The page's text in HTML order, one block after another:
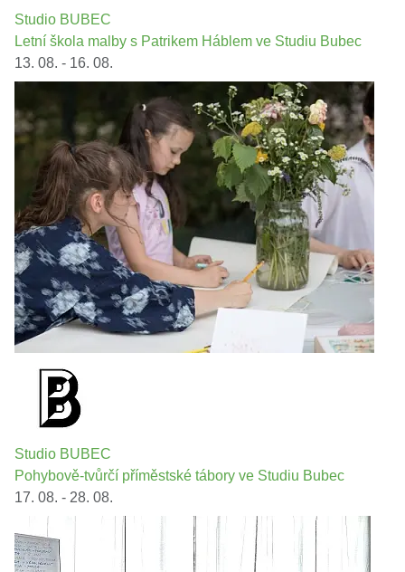
Studio BUBEC
Letní škola malby s Patrikem Háblem ve Studiu Bubec
13. 08. - 16. 08.
Studio BUBEC
Pohybově-tvůrčí příměstské tábory ve Studiu Bubec
17. 08. - 28. 08.